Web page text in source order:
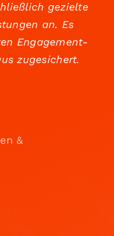
gezielte
an. Es
Engagement-
zugesichert.
&